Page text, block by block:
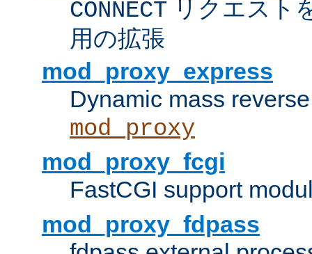
CONNECT リクエスト
用の拡張
mod_proxy_express
Dynamic mass
mod_proxy
mod_proxy_fcgi
FastCGI support
mod_proxy_fdpass